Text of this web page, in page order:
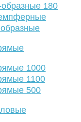
180
1000
1100
500